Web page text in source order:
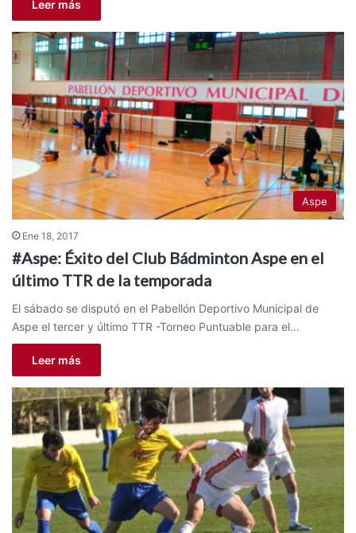
Leer más
Aspe
Ene 18, 2017
#Aspe: Éxito del Club Bádminton Aspe en el
último TTR de la temporada
El sábado se disputó en el Pabellón Deportivo Municipal de
Aspe el tercer y último TTR -Torneo Puntuable para el…
Leer más